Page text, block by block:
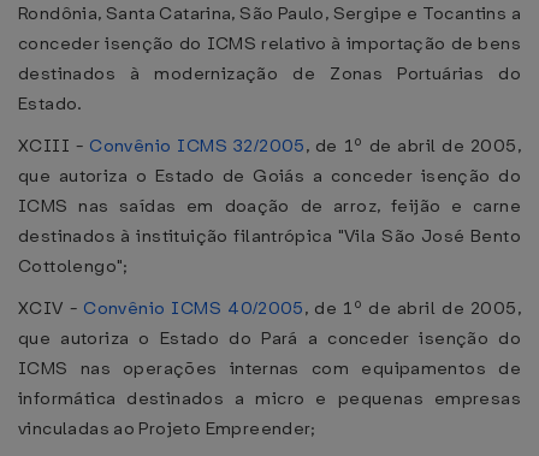
Rondônia, Santa Catarina, São Paulo, Sergipe e Tocantins a
conceder isenção do ICMS relativo à importação de bens
destinados à modernização de Zonas Portuárias do
Estado.
XCIII - Convênio ICMS 32/2005, de 1º de abril de 2005,
que autoriza o Estado de Goiás a conceder isenção do
ICMS nas saídas em doação de arroz, feijão e carne
destinados à instituição filantrópica "Vila São José Bento
Cottolengo";
XCIV - Convênio ICMS 40/2005, de 1º de abril de 2005,
que autoriza o Estado do Pará a conceder isenção do
ICMS nas operações internas com equipamentos de
informática destinados a micro e pequenas empresas
vinculadas ao Projeto Empreender;